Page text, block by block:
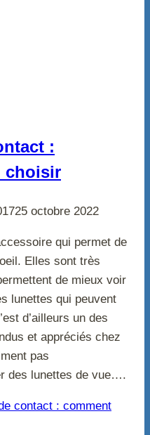
:
choisir
25 octobre 2022
qui permet de
Elles sont très
de mieux voir
lunettes qui peuvent
d’ailleurs un des
et appréciés chez
pas
des lunettes de vue….
contact : comment